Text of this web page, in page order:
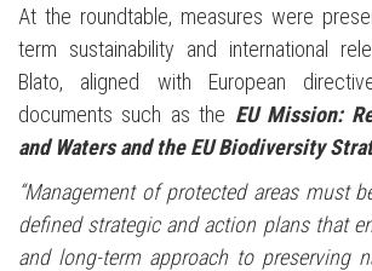
At the roundtable, measures were
term sustainability and international
Blato, aligned with European
documents such as the EU Mission:
and Waters and the EU Biodiversity
“Management of protected areas must
defined strategic and action plans that
and long-term approach to preserving